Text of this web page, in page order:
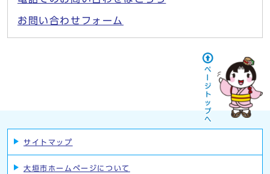
お問い合わせフォーム
サイトマップ
大垣市ホームページについて